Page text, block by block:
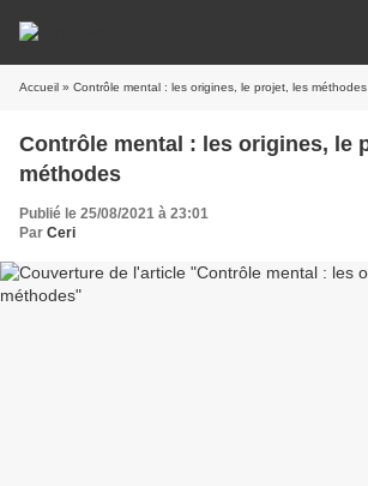
Accueil » Contrôle mental : les origines, le projet, les méthodes
Contrôle mental : les origines, le
méthodes
Publié le 25/08/2021 à 23:01
Par Ceri